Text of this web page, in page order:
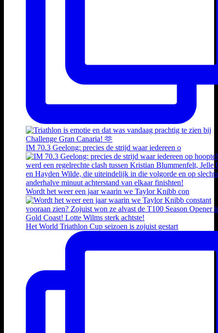
IM 70.3 Geelong: precies de strijd waar iedereen o
Wordt het weer een jaar waarin we Taylor Knibb con
Het World Triathlon Cup seizoen is zojuist gestart